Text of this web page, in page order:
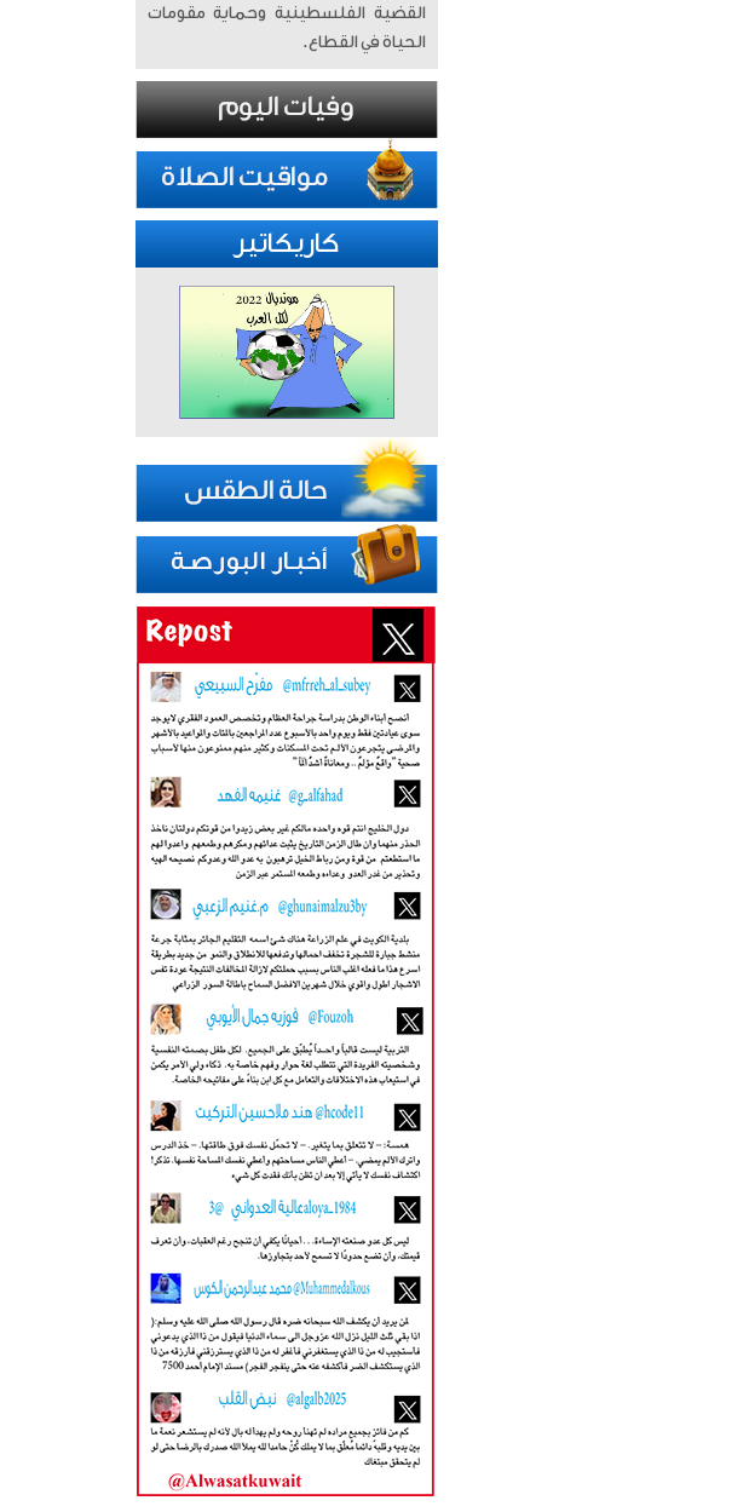
القضية الفلسطينية وحماية مقومات
الحياة في القطاع.
كاريكاتير